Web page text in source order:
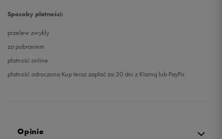
Sposoby płatności:
przelew zwykły
za pobraniem
płatność online
płatność odroczona Kup teraz zapłać za 30 dni z Klarną lub PayPo
Opinie